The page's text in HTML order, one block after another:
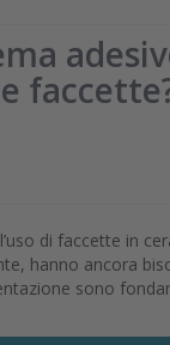
di faccette in
hanno ancora
sono